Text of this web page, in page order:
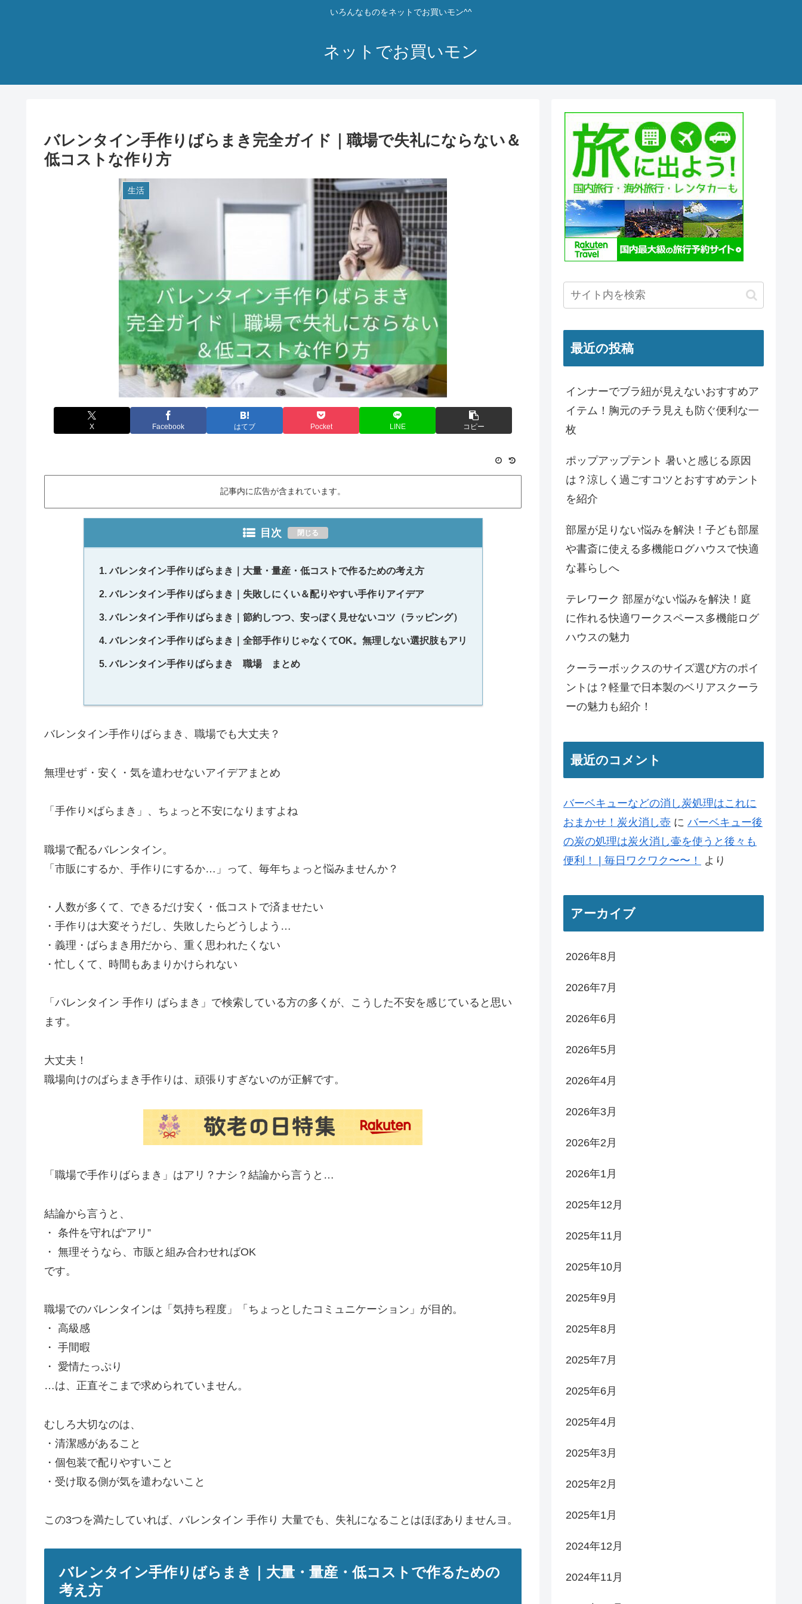
いろんなものをネットでお買いモン^^
ネットでお買いモン
バレンタイン手作りばらまき完全ガイド｜職場で失礼にならない＆
低コストな作り方
生活
X Facebook はてブ Pocket LINE コピー
記事内に広告が含まれています。
目次
バレンタイン手作りばらまき｜大量・量産・低コストで作るための考え方
バレンタイン手作りばらまき｜失敗しにくい＆配りやすい手作りアイデア
バレンタイン手作りばらまき｜節約しつつ、安っぽく見せないコツ（ラッピング）
バレンタイン手作りばらまき｜全部手作りじゃなくてOK。無理しない選択肢もアリ
バレンタイン手作りばらまき 職場 まとめ
バレンタイン手作りばらまき、職場でも大丈夫？
無理せず・安く・気を遣わせないアイデアまとめ
「手作り×ばらまき」、ちょっと不安になりますよね
職場で配るバレンタイン。
「市販にするか、手作りにするか…」って、毎年ちょっと悩みませんか？
・人数が多くて、できるだけ安く・低コストで済ませたい
・手作りは大変そうだし、失敗したらどうしよう…
・義理・ばらまき用だから、重く思われたくない
・忙しくて、時間もあまりかけられない
「バレンタイン 手作り ばらまき」で検索している方の多くが、こうした不安を感じていると思い
ます。
大丈夫！
職場向けのばらまき手作りは、頑張りすぎないのが正解です。
「職場で手作りばらまき」はアリ？ナシ？結論から言うと…
結論から言うと、
・ 条件を守れば“アリ”
・ 無理そうなら、市販と組み合わせればOK
です。
職場でのバレンタインは「気持ち程度」「ちょっとしたコミュニケーション」が目的。
・ 高級感
・ 手間暇
・ 愛情たっぷり
…は、正直そこまで求められていません。
むしろ大切なのは、
・清潔感があること
・個包装で配りやすいこと
・受け取る側が気を遣わないこと
この3つを満たしていれば、バレンタイン 手作り 大量でも、失礼になることはほぼありませんヨ。
バレンタイン手作りばらまき｜大量・量産・低コストで作るための
考え方
最近の投稿
インナーでブラ紐が見えないおすすめア
イテム！胸元のチラ見えも防ぐ便利な一
枚
ポップアップテント 暑いと感じる原因
は？涼しく過ごすコツとおすすめテント
を紹介
部屋が足りない悩みを解決！子ども部屋
や書斎に使える多機能ログハウスで快適
な暮らしへ
テレワーク 部屋がない悩みを解決！庭
に作れる快適ワークスペース多機能ログ
ハウスの魅力
クーラーボックスのサイズ選び方のポイ
ントは？軽量で日本製のベリアスクーラ
ーの魅力も紹介！
最近のコメント
バーベキューなどの消し炭処理はこれに
おまかせ！炭火消し壺 に バーベキュー後
の炭の処理は炭火消し壷を使うと後々も
便利！ | 毎日ワクワク〜〜！
より
アーカイブ
2026年8月
2026年7月
2026年6月
2026年5月
2026年4月
2026年3月
2026年2月
2026年1月
2025年12月
2025年11月
2025年10月
2025年9月
2025年8月
2025年7月
2025年6月
2025年4月
2025年3月
2025年2月
2025年1月
2024年12月
2024年11月